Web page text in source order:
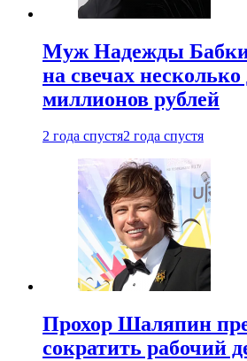
Муж Надежды
на свечах несколько
миллионов рублей
2 года спустя2 года спустя
Прохор Шаляпин
сократить рабочий